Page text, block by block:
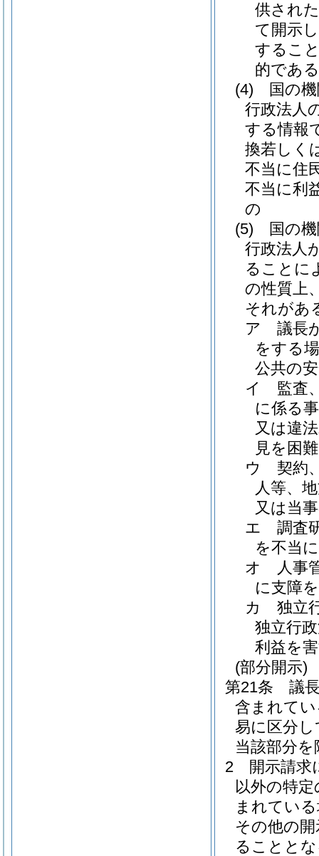
供され
て開示
するこ
的であ
(4)
国の
行政法人
する情報
換若しく
不当に住
不当に利
の
(5)
国の
行政法人
ることに
の性質上
それがあ
ア
議長
をする
公共の
イ
監査
に係る
又は違
見を困
ウ
契約
人等、
又は当
エ
調査
を不当
オ
人事
に支障
カ
独立
独立行
利益を
(部分開示)
第21条
議
含まれて
易に区分
当該部分
2
開示請求
以外の特
まれてい
その他の
ることと